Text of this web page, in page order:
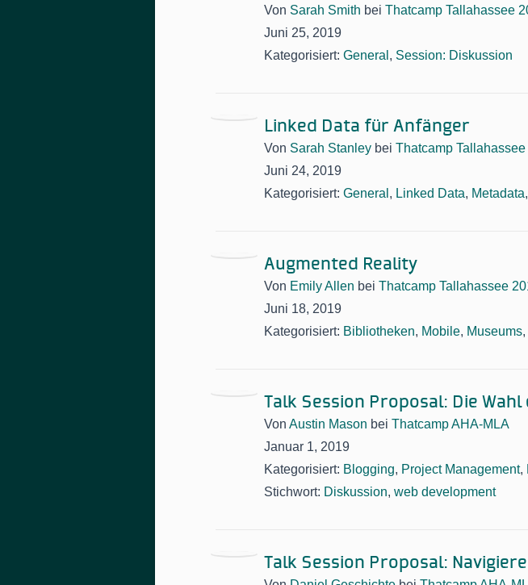
Von Sarah Smith bei Thatcamp Tallahassee
Juni 25, 2019
Kategorisiert: General , Session: Diskussion
Linked Data für Anfänger
Von Sarah Stanley bei Thatcamp
Juni 24, 2019
Kategorisiert: General , Linked Data, Metadata,
Augmented Reality
Von Emily Allen bei Thatcamp Tallahassee
Juni 18, 2019
Kategorisiert: Bibliotheken, Mobile, Museums,
Talk Session Proposal: Die
Von Austin Mason bei Thatcamp AHA-MLA
Januar 1, 2019
Kategorisiert: Blogging, Project Management,
Stichwort: Diskussion, web development
Talk Session Proposal: